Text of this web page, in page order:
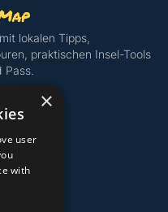
lokalen Tipps,
praktischen Insel-Tools
Pass.
×
user
with